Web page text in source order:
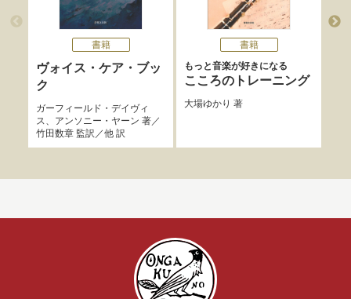
書籍
ヴォイス・ケア・ブッ
ク
ガーフィールド・デイヴィ
ス、 アンソニー・ヤーン 著／
竹田数章監訳／他 訳
書籍
もっと音楽が好きになる
こころのトレーニング
大場ゆかり 著